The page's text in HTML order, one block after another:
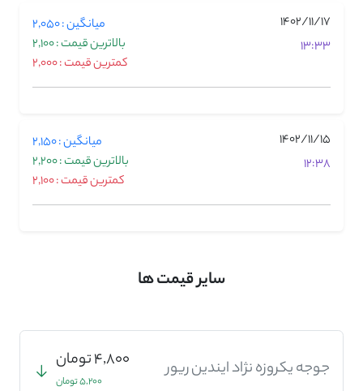
1402/11/17
13:33
میانگین : 2,050
بالاترین قیمت : 2,100
کمترین قیمت : 2,000
1402/11/15
12:38
میانگین : 2,150
بالاترین قیمت : 2,200
کمترین قیمت : 2,100
سایر قیمت ها
جوجه یکروزه نژاد ایندین ریور 4,800 تومان
5,200 تومان